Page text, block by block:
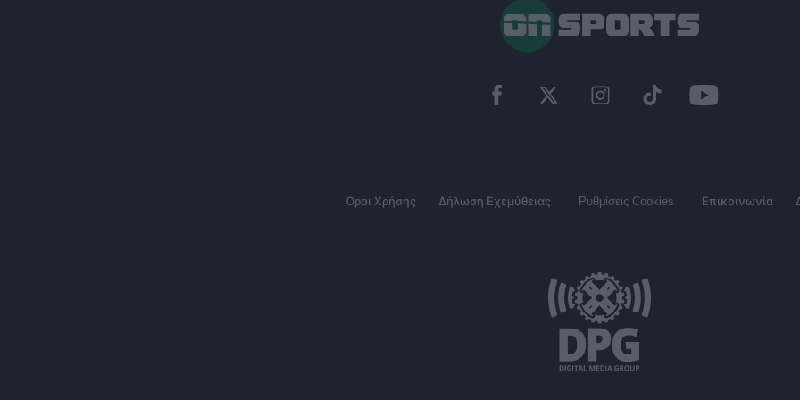
Όροι Χρήσης Δήλωση Εχεμύθειας Ρυθμίσεις Cookies Επικοινωνία